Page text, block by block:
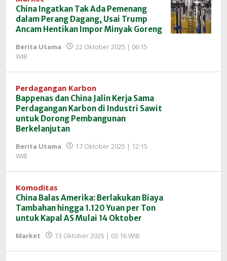
China Ingatkan Tak Ada Pemenang
dalam Perang Dagang, Usai Trump
Ancam Hentikan Impor Minyak Goreng
Berita Utama
22 Oktober 2025 | 06:15
WIB
InfoSAWIT
Perdagangan Karbon
Bappenas dan China Jalin Kerja Sama
Perdagangan Karbon di Industri Sawit
untuk Dorong Pembangunan
Berkelanjutan
Berita Utama
17 Oktober 2025 | 12:15
WIB
InfoSAWIT
Komoditas
China Balas Amerika: Berlakukan Biaya
Tambahan hingga 1.120 Yuan per Ton
untuk Kapal AS Mulai 14 Oktober
Market 13 Oktober 2025 | 03:16 WIB
InfoSAWIT